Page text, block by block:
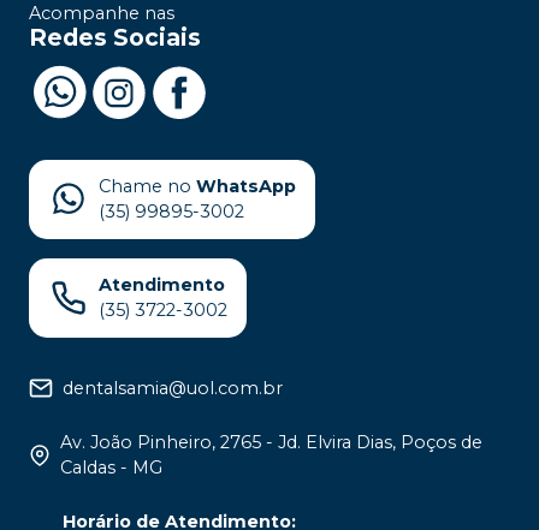
Acompanhe nas
Redes Sociais
Chame no WhatsApp
(35) 99895-3002
Atendimento
(35) 3722-3002
dentalsamia@uol.com.br
Av. João Pinheiro, 2765 - Jd. Elvira Dias, Poços de
Caldas - MG
Horário de Atendimento: